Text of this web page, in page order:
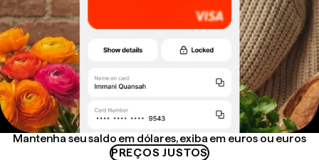
Mantenha seu saldo em dólares, exiba em euros ou euros
PREÇOS JUSTOS